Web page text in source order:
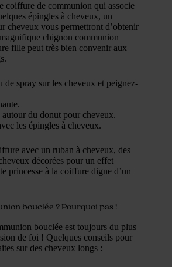
coiffure de communion qui associe
épingles à cheveux, un
cheveux vous permettront d’obtenir
chignon communion
fille peut très bien convenir aux
de spray sur les cheveux et peignez-
du donut pour cheveux.
les épingles à cheveux.
avec un ruban à cheveux, des
décorées pour un effet
princesse à la coiffure digne d’un
bouclée ? Pourquoi pas !
bouclée est toujours du plus
de foi ! Quelques conseils pour
sur des cheveux longs :